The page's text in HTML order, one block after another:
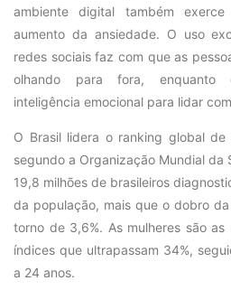
ambiente digital também
aumento da ansiedade. O uso
redes sociais faz com que as
olhando para fora, enquanto
inteligência emocional para lidar
O Brasil lidera o ranking global de
segundo a Organização Mundial da
19,8 milhões de brasileiros
da população, mais que o dobro
torno de 3,6%. As mulheres são
índices que ultrapassam 34%,
a 24 anos.